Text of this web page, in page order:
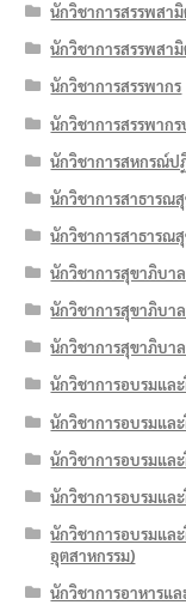
นักวิชาการสรรพสา
นักวิชาการสรรพสา
นักวิชาการสรรพากร
นักวิชาการสรรพาก
นักวิชาการสหกรณ์ป
นักวิชาการสาธารณ
นักวิชาการสาธารณ
นักวิชาการสุขาภิบาล
นักวิชาการสุขาภิบา
นักวิชาการสุขาภิบา
นักวิชาการอบรมแล
นักวิชาการอบรมแล
นักวิชาการอบรมแล
นักวิชาการอบรมแล
นักวิชาการอบรมแล
อุตสาหกรรม)
นักวิชาการอาหารแล